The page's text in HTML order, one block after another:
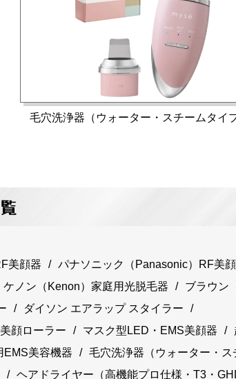
毛穴洗浄器（ウォーター・スチームタイプ
美顔器
パナソニック（Panasonic）RF美
ケノン（Kenon）家庭用光脱毛器
ブラウン
ダイソン エアラップ スタイラー
顔ローラー
マスク型LED・EMS美顔器
EMS美容機器
毛穴洗浄器（ウォーター・ス
ヘアドライヤー（高機能プロ仕様・T3・